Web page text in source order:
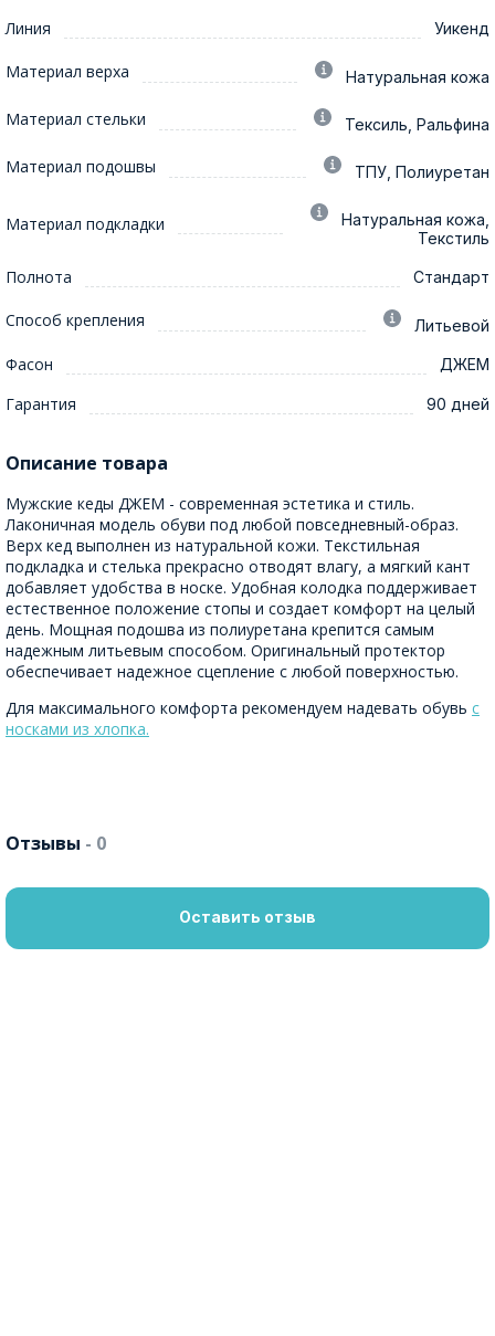
Линия Уикенд
Материал верха Натуральная кожа
Материал стельки Тексиль, Ральфина
Материал подошвы ТПУ, Полиуретан
Материал подкладки
Натуральная кожа,
Текстиль
Полнота Стандарт
Способ крепления Литьевой
Фасон ДЖЕМ
Гарантия 90 дней
Описание товара
Мужские кеды ДЖЕМ - современная эстетика и стиль.
Лаконичная модель обуви под любой повседневный-образ.
Верх кед выполнен из натуральной кожи. Текстильная
подкладка и стелька прекрасно отводят влагу, а мягкий кант
добавляет удобства в носке. Удобная колодка поддерживает
естественное положение стопы и создает комфорт на целый
день. Мощная подошва из полиуретана крепится самым
надежным литьевым способом. Оригинальный протектор
обеспечивает надежное сцепление с любой поверхностью.
Для максимального комфорта рекомендуем надевать обувь с
носками из хлопка.
Отзывы - 0
Оставить отзыв